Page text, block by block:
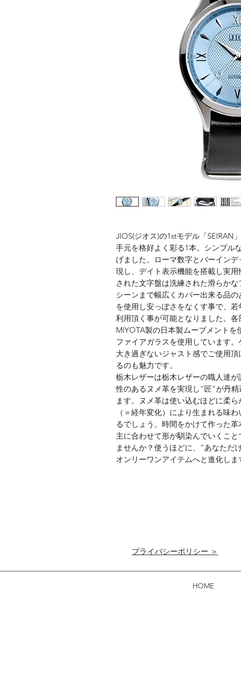
JIOS(ジオス)の1stモデル「SEIRAN
手元を格好よく彩る1本。シンプル
げました。ローマ数字とバーイン
現し、デイト表示機能を搭載し実
された文字盤は洗練された滑らか
シーンまで幅広くカバー出来る品
を使用し安っぽさをなくす事で、
利用頂く事が可能となりました。
MIYOTA製の日本製ムーブメント
ファイアガラスを使用しています
大き過ぎないジャスト感でご使用
るのも魅力です。
栃木レザーは栃木レザーの職人達
性のあるヌメ革を実現し“匠”が丹
ます。ヌメ革は使い込むほどに柔
（＝経年変化）により生まれる味
るでしょう。時間をかけて作った
主に合わせて形が馴染んでいくこ
ませんか？使うほどに、“あなただ
オンリーワンアイテムへと進化しま
プライバシーポリシー ＞
HOME